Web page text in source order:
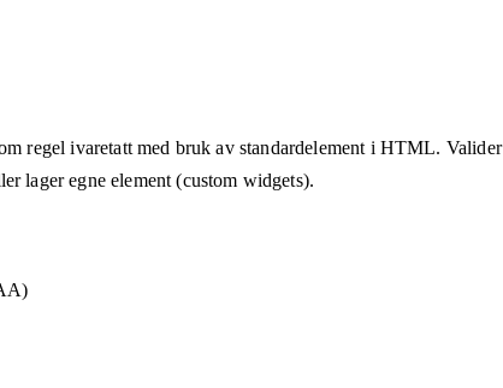
regel ivaretatt med bruk av standardelement i HTML.
lager egne element (custom widgets).